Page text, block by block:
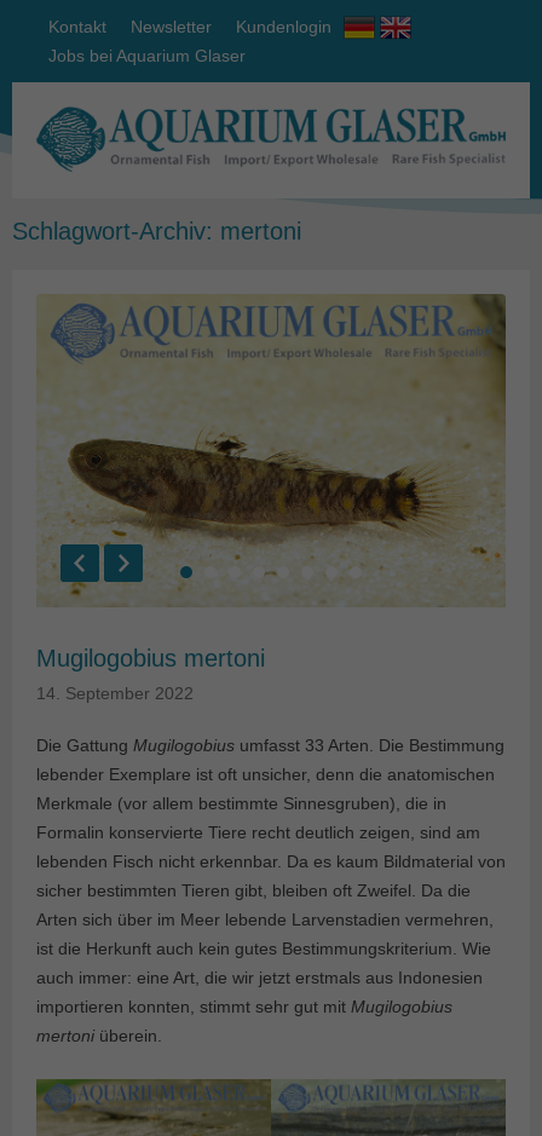
Kontakt Newsletter
Kundenlogin
Jobs bei Aquarium Glaser
Schlagwort-Archiv: mertoni
Mugilogobius mertoni
14. September 2022
Die Gattung Mugilogobius umfasst 33 Arten. Die Bestimmung
lebender Exemplare ist oft unsicher, denn die anatomischen
Merkmale (vor allem bestimmte Sinnesgruben), die in
Formalin konservierte Tiere recht deutlich zeigen, sind am
lebenden Fisch nicht erkennbar. Da es kaum Bildmaterial von
sicher bestimmten Tieren gibt, bleiben oft Zweifel. Da die
Arten sich über im Meer lebende Larvenstadien vermehren,
ist die Herkunft auch kein gutes Bestimmungskriterium. Wie
auch immer: eine Art, die wir jetzt erstmals aus Indonesien
importieren konnten, stimmt sehr gut mit Mugilogobius
mertoniüberein.